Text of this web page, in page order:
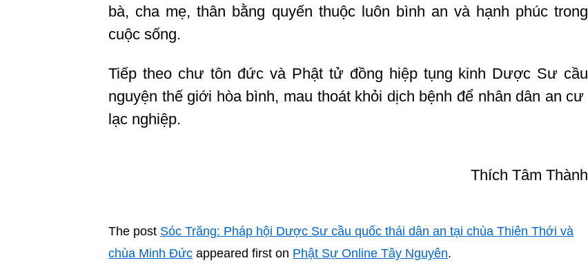
bà, cha mẹ, thân bằng quyến thuộc luôn bình an và hạnh phúc trong
cuộc sống.
Tiếp theo chư tôn đức và Phật tử đồng hiệp tụng kinh Dược Sư cầu
nguyện thế giới hòa bình, mau thoát khỏi dịch bệnh để nhân dân an cư
lạc nghiệp.
Thích Tâm Thành
The post Sóc Trăng: Pháp hội Dược Sư cầu quốc thái dân an tại chùa Thiên Thới và
chùa Minh Đức appeared first on Phật Sự Online Tây Nguyên.